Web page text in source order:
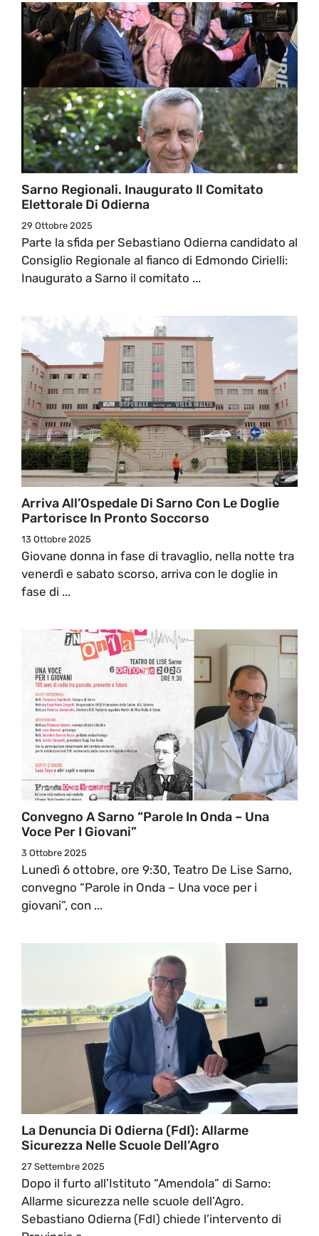
Sarno Regionali. Inaugurato Il Comitato
Elettorale Di Odierna
29 Ottobre 2025
Parte la sfida per Sebastiano Odierna candidato al
Consiglio Regionale al fianco di Edmondo Cirielli:
Inaugurato a Sarno il comitato ...
Arriva All’Ospedale Di Sarno Con Le Doglie
Partorisce In Pronto Soccorso
13 Ottobre 2025
Giovane donna in fase di travaglio, nella notte tra
venerdì e sabato scorso, arriva con le doglie in
fase di ...
Convegno A Sarno “Parole In Onda – Una
Voce Per I Giovani”
3 Ottobre 2025
Lunedì 6 ottobre, ore 9:30, Teatro De Lise Sarno,
convegno “Parole in Onda – Una voce per i
giovani”, con ...
La Denuncia Di Odierna (FdI): Allarme
Sicurezza Nelle Scuole Dell’Agro
27 Settembre 2025
Dopo il furto all’Istituto “Amendola” di Sarno:
Allarme sicurezza nelle scuole dell’Agro.
Sebastiano Odierna (FdI) chiede l’intervento di